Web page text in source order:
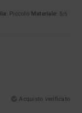
: Piccolo Materiale: 5/5
Acquisto verificato